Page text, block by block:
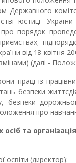
Державного
юстиції
порядок
від 18
(далі -
праці із
безпеки
безпеки
про
та
освіти (директор):